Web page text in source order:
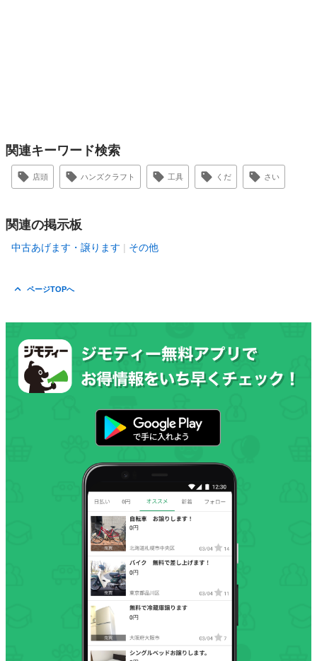
関連キーワード検索
店頭 ハンズクラフト 工具 くだ さい
関連の掲示板
中古あげます・譲ります その他
ページTOPへ